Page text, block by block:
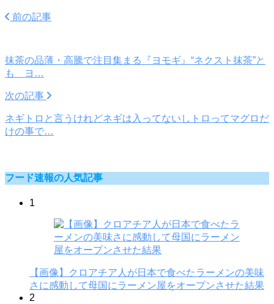
前の記事
抹茶の品薄・高騰で注目集まる『ヨモギ』“ネクスト抹茶”と
も ヨ…
次の記事
ネギトロと言うけれどネギは入ってないしトロってマグロだ
けの事で…
フード速報の人気記事
1
【画像】クロアチア人が日本で食べたラーメンの美味
さに感動して母国にラーメン屋をオープンさせた結果
2